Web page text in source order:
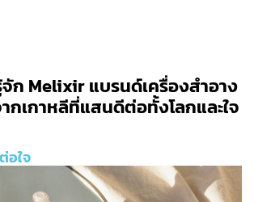
ก Melixir แบรนด์เครื่องสำอาง
เกาหลีที่แสนดีต่อทั้งโลกและใจ
อใจ